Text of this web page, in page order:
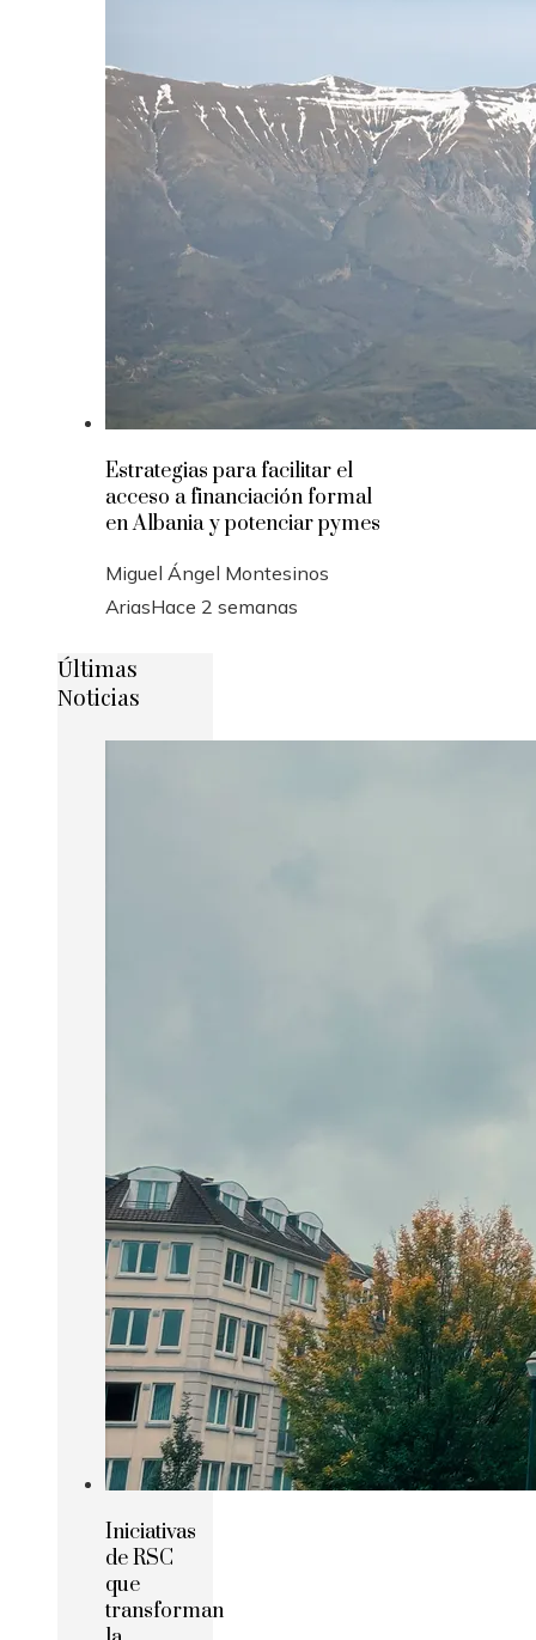
Estrategias para facilitar el
acceso a financiación formal
en Albania y potenciar pymes
Miguel Ángel Montesinos
AriasHace 2 semanas
Últimas
Noticias
Iniciativas
de RSC
que
transforman